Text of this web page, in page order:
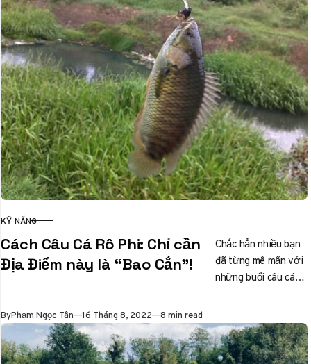
CATEGORY
KỸ NĂNG
Cách Câu Cá Rô Phi: Chỉ cần
Địa Điểm này là “Bao Cắn”!
Chắc hẳn nhiều bạn
đã từng mê mẩn với
những buổi câu cá
ByPhạm Ngọc Tân Published
16 Tháng 8, 2022 8 min read